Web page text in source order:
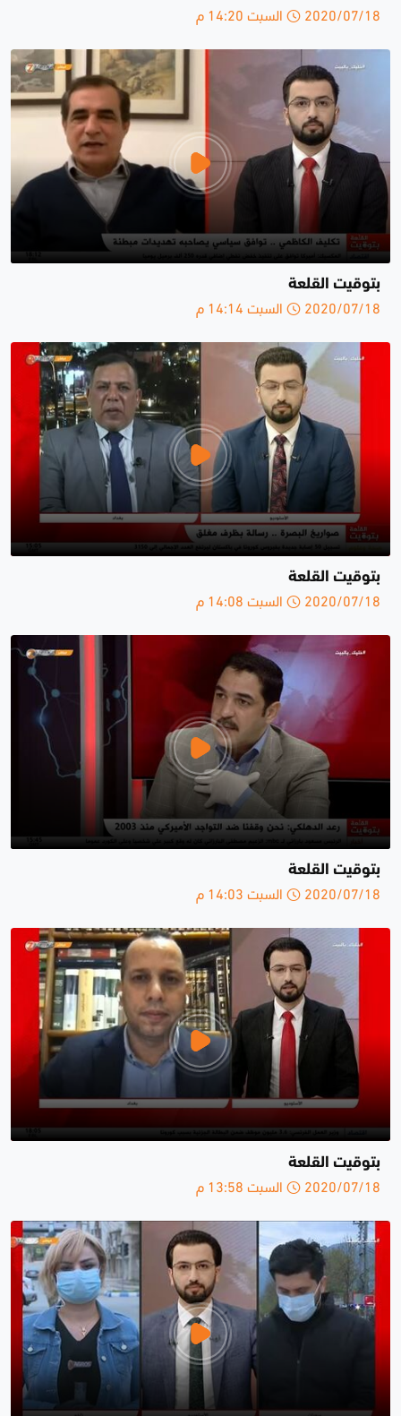
2020/07/18 السبت 14:20 م
بتوقيت القلعة
2020/07/18 السبت 14:14 م
بتوقيت القلعة
2020/07/18 السبت 14:08 م
بتوقيت القلعة
2020/07/18 السبت 14:03 م
بتوقيت القلعة
2020/07/18 السبت 13:58 م